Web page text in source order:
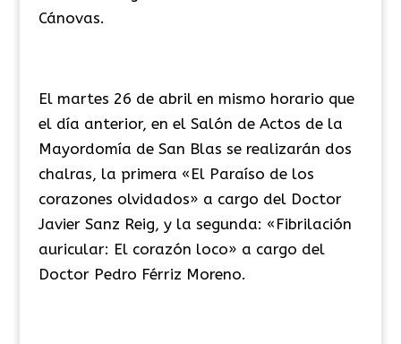
Cánovas.
El martes 26 de abril en mismo horario que
el día anterior, en el Salón de Actos de la
Mayordomía de San Blas se realizarán dos
chalras, la primera «El Paraíso de los
corazones olvidados» a cargo del Doctor
Javier Sanz Reig, y la segunda: «Fibrilación
auricular: El corazón loco» a cargo del
Doctor Pedro Férriz Moreno.